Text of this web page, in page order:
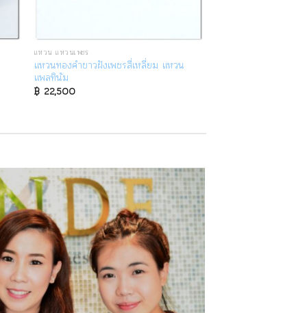
แหวน แหวนเพชร
แหวนทองคำขาวฝังเพชรสี่เหลี่ยม แหวน
แพลทินัม
฿22,500